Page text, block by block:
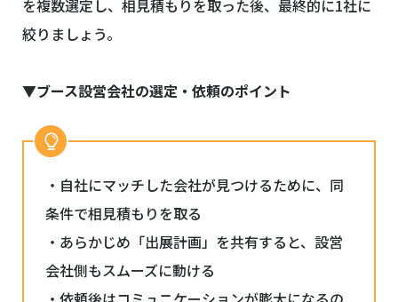
を複数選定し、相見積もりを取った後、最終的に1社に
絞りましょう。
▼ブース設営会社の選定・依頼のポイント
・自社にマッチした会社が見つけるために、同
条件で相見積もりを取る
・あらかじめ「出展計画」を共有すると、設営
会社側もスムーズに動ける